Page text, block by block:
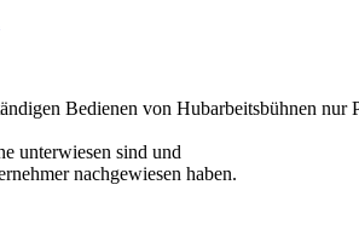
Bedienen von Hubarbeitsbühnen nur
unterwiesen sind und
nachgewiesen haben.